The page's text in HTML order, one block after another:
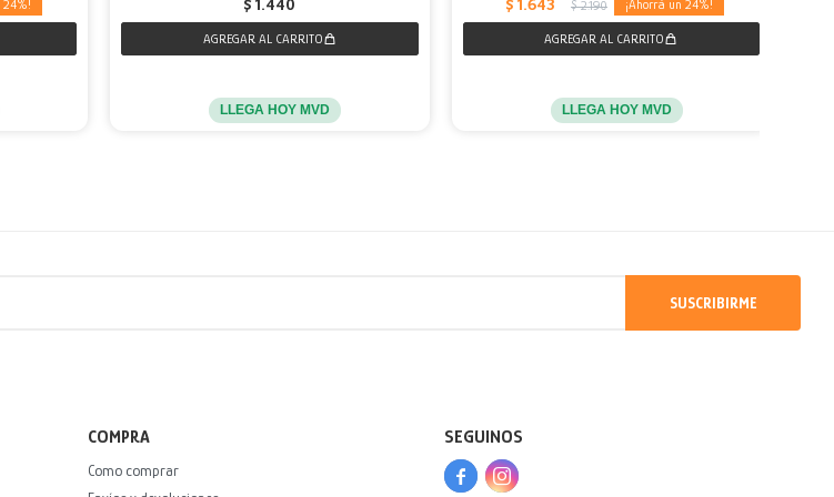
24 $ 1.440
LLEGA HOY MVD
$ 1.643 $ 2.190 24
LLEGA HOY MVD
SUSCRIBIRME
COMPRA
Como comprar
SEGUINOS
 